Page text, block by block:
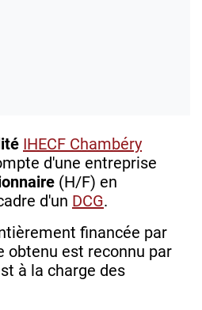
IHECF Chambéry
d'une entreprise
(H/F) en
d'un DCG.
financée par
obtenu est reconnu par
à la charge des